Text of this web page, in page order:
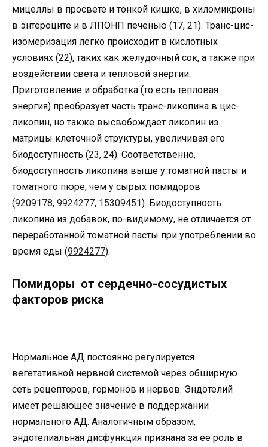
мицеллы в просвете и тонкой кишке, в хиломикроны
в энтероците и в ЛПОНП печенью (17, 21). Транс-цис-
изомеризация легко происходит в кислотных
условиях (22), таких как желудочный сок, а также при
воздействии света и тепловой энергии.
Приготовление и обработка (то есть тепловая
энергия) преобразует часть транс-ликопина в цис-
ликопин, но также высвобождает ликопин из
матрицы клеточной структуры, увеличивая его
биодоступность (23, 24). Соответственно,
биодоступность ликопина выше у томатной пасты и
томатного пюре, чем у сырых помидоров
(9209178, 9924277, 15309451). Биодоступность
ликопина из добавок, по-видимому, не отличается от
переработанной томатной пасты при употреблении во
время еды (9924277).
Помидоры от сердечно-сосудистых
факторов риска
Нормальное АД постоянно регулируется
вегетативной нервной системой через обширную
сеть рецепторов, гормонов и нервов. Эндотелий
имеет решающее значение в поддержании
нормального АД. Аналогичным образом,
эндотелиальная дисфункция признана за ее роль в